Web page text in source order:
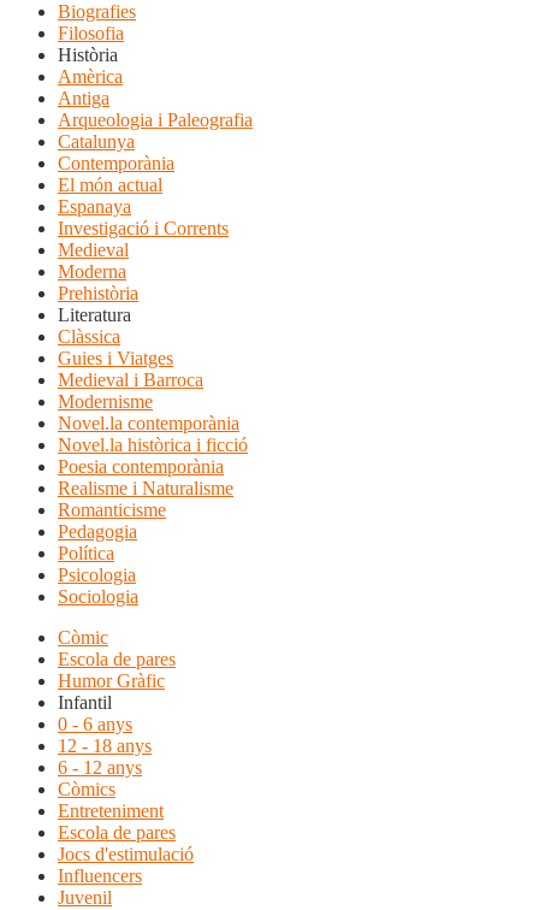
Biografies
Filosofia
Història
Amèrica
Antiga
Arqueologia i Paleografia
Catalunya
Contemporània
El món actual
Espanaya
Investigació i Corrents
Medieval
Moderna
Prehistòria
Literatura
Clàssica
Guies i Viatges
Medieval i Barroca
Modernisme
Novel.la contemporània
Novel.la històrica i ficció
Poesia contemporània
Realisme i Naturalisme
Romanticisme
Pedagogia
Política
Psicologia
Sociologia
Còmic
Escola de pares
Humor Gràfic
Infantil
0 - 6 anys
12 - 18 anys
6 - 12 anys
Còmics
Entreteniment
Escola de pares
Jocs d'estimulació
Influencers
Juvenil